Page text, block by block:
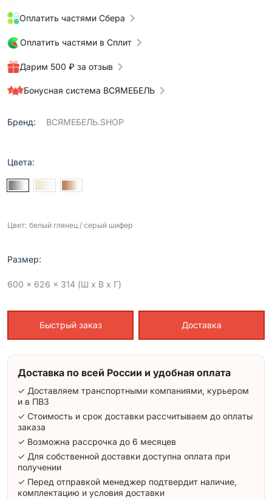
Оплатить частями Сбера
Оплатить частями в Сплит
Дарим 500 ₽ за отзыв
Бонусная система ВСЯМЕБЕЛЬ
Бренд: ВСЯМЕБЕЛЬ.SHOP
Цвета:
Цвет: белый глянец / серый шифер
Размер:
600 x 626 x 314 (Ш x В x Г)
Быстрый заказ Доставка
Доставка по всей России и удобная оплата
✓ Доставляем транспортными компаниями, курьером
и в ПВЗ
✓ Стоимость и срок доставки рассчитываем до оплаты
заказа
✓ Возможна рассрочка до 6 месяцев
✓ Для собственной доставки доступна оплата при
получении
✓ Перед отправкой менеджер подтвердит наличие,
комплектацию и условия доставки